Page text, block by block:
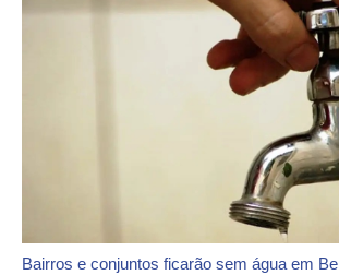
Bairros e conjuntos ficarão sem água em